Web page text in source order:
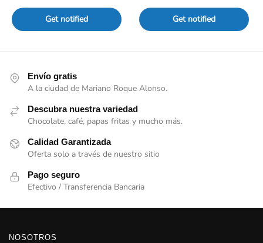
Get notified Get notified
Envío gratis
A la ciudad de Mariano Roque Alonso.
Descubra nuestra variedad
Chocolate, café, papas fritas y mucho más.
Calidad Garantizada
Oferta solo a través de nuestro sitio
Pago seguro
Efectivo / Transferencia Bancaria
NOSOTROS